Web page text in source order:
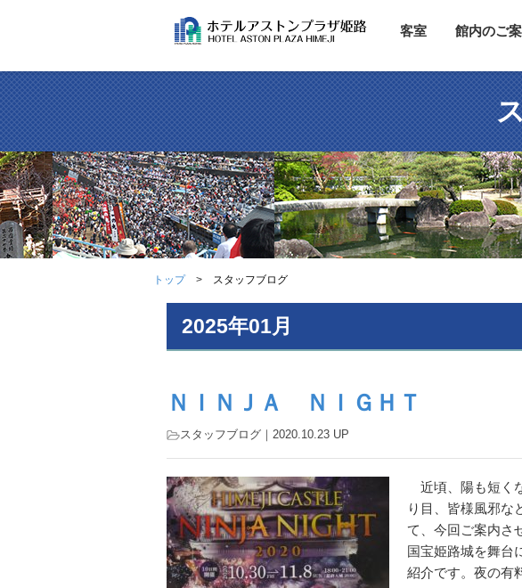
客室 館内のご
トップ スタッフブログ
2025年01月
ＮＩＮＪＡ ＮＩＧＨＴ
スタッフブログ ｜2020.10.23 UP
近頃、陽も短く
り目、皆様風邪な
て、今回ご案内さ
国宝姫路城を舞
紹介です。夜の有